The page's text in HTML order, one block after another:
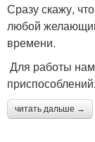
Сразу скажу,
любой
времени.
Для работы
приспособлений:
читать дальше →